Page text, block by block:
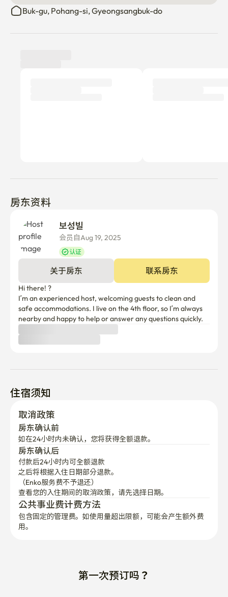
Buk-gu, Pohang-si, Gyeongsangbuk-do
房东资料
会员自Aug 19, 2025
认证
关于房东 联系房东
Hi there! ?
I’m an experienced host, welcoming guests to clean and
safe accommodations. I live on the 4th floor, so I’m always
nearby and happy to help or answer any questions quickly.
住宿须知
取消政策
房东确认前
如在24小时内未确认，您将获得全额退款。
房东确认后
付款后24小时内可全额退款
之后将根据入住日期部分退款。
（Enko服务费不予退还）
查看您的入住期间的取消政策，请先选择日期。
公共事业费计费方法
包含固定的管理费。如使用量超出限额，可能会产生额外费
用。
第一次预订吗？